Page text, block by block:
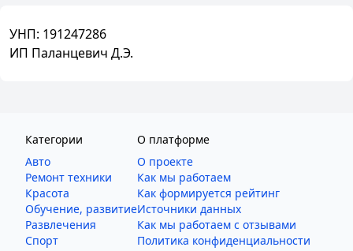
УНП: 191247286
ИП Паланцевич Д.Э.
Категории
Авто
Ремонт техники
Красота
Обучение, развитие
Развлечения
Спорт
О платформе
О проекте
Как мы работаем
Как формируется рейтинг
Источники данных
Как мы работаем с отзывами
Политика конфиденциальности